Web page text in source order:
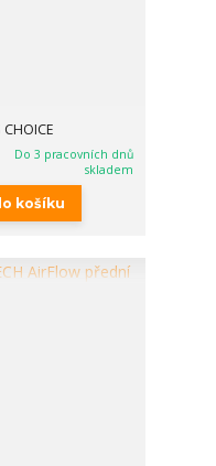
Do 3 pracovních dnů
skladem
košíku